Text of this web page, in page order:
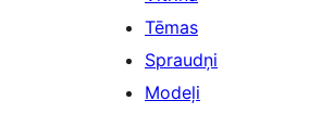
Tēmas
Spraudņi
Modeļi